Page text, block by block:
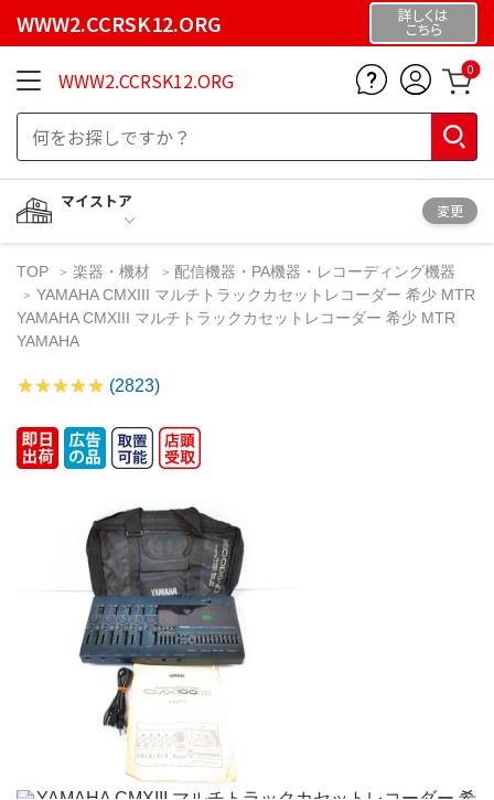
WWW2.CCRSK12.ORG 詳しくは
こちら
WWW2.CCRSK12.ORG 0
マイストア
変更
TOP 楽器・機材
配信機器・PA機器・レコーディング機器
YAMAHA CMXIII マルチトラックカセットレコーダー 希少 MTR
YAMAHA CMXIII マルチトラックカセットレコーダー 希少 MTR
YAMAHA
(2823)